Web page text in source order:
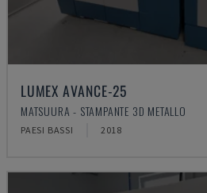
LUMEX AVANCE-25
MATSUURA - STAMPANTE 3D METALLO
PAESI BASSI 2018